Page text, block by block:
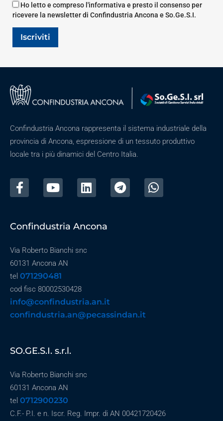
Ho letto e compreso l'informativa e presto il consenso per
ricevere la newsletter di Confindustria Ancona e So.Ge.S.I.
Iscriviti
Confindustria Ancona rappresenta il sistema industriale della
provincia di Ancona, espressione di un tessuto produttivo
locale tra i più dinamici del Centro Italia.
Confindustria Ancona
Via Roberto Bianchi snc
60131 Ancona AN
tel 071290481
cod fisc 80002530428
info@confindustria.an.it
confindustria.an@pecassindan.it
SO.GE.S.I. s.r.l.
Via Roberto Bianchi snc
60131 Ancona AN
tel 0712900230
C.F.- P.I. e n. Iscr. Reg. Impr. di AN 00421720426